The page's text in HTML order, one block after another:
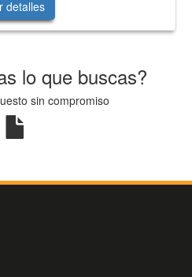
detalles
lo que buscas?
sin compromiso